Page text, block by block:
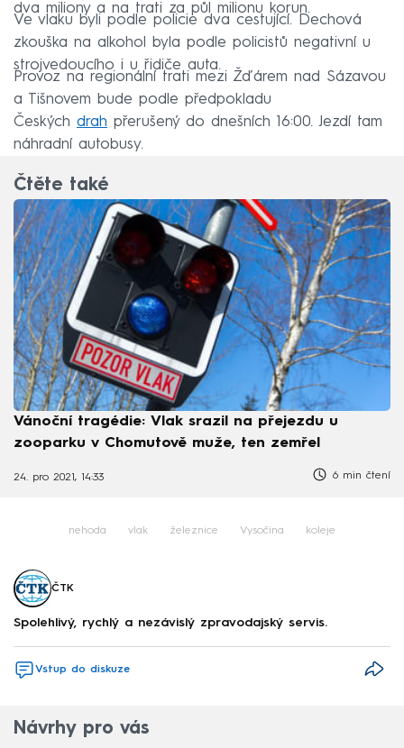
dva miliony a na trati za půl milionu korun.
Ve vlaku byli podle policie dva cestující. Dechová
zkouška na alkohol byla podle policistů negativní u
strojvedoucího i u řidiče auta.
Provoz na regionální trati mezi Žďárem nad Sázavou
a Tišnovem bude podle předpokladu
Českých drah přerušený do dnešních 16:00. Jezdí tam
náhradní autobusy.
Čtěte také
Vánoční tragédie: Vlak srazil na přejezdu u
zooparku v Chomutově muže, ten zemřel
24. pro 2021, 14:33 6 min čtení
nehoda vlak železnice Vysočina koleje
ČTK
Spolehlivý, rychlý a nezávislý zpravodajský servis.
Vstup do diskuze
Návrhy pro vás